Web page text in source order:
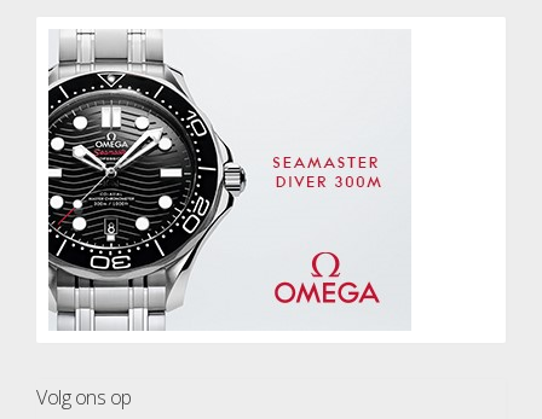
Volg ons op